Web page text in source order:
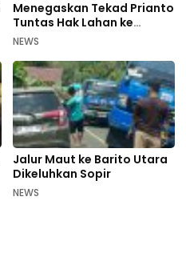
Menegaskan Tekad Prianto
Tuntas Hak Lahan ke
Mahkamah Agung
NEWS
Jalur Maut ke Barito Utara
Dikeluhkan Sopir
NEWS